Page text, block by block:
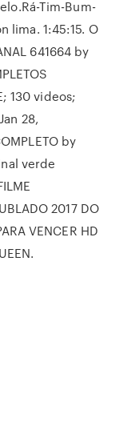
Tim-Bum-
lima. 1:45:15. O
641664 by
130 videos;
28,
by
verde
2017 DO
VENCER HD